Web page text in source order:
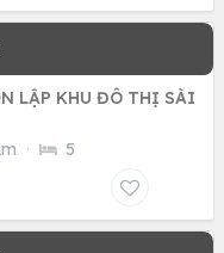
LẬP KHU ĐÔ THỊ SÀI
· 5